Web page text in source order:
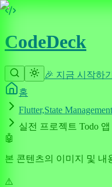
CodeDeck
🎉 지금 시작하기
홈
Flutter,State Management
실전 프로젝트 Todo
🤖
본 콘텐츠의 이미지 및
⚠️